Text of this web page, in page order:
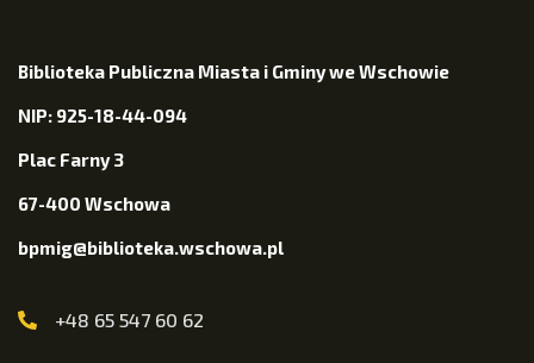
Biblioteka Publiczna Miasta i Gminy we Wschowie
NIP: 925-18-44-094
Plac Farny 3
67-400 Wschowa
bpmig@biblioteka.wschowa.pl
+48 65 547 60 62